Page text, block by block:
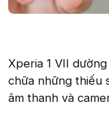
Xperia 1 VII
chữa những thiếu
âm thanh và